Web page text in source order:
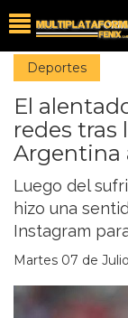
Deportes
El
redes tras
Argentina
Luego del
hizo una
Instagram
Martes 07 de